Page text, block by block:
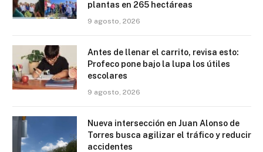
plantas en 265 hectáreas
9 agosto, 2026
Antes de llenar el carrito, revisa esto:
Profeco pone bajo la lupa los útiles
escolares
9 agosto, 2026
Nueva intersección en Juan Alonso de
Torres busca agilizar el tráfico y reducir
accidentes